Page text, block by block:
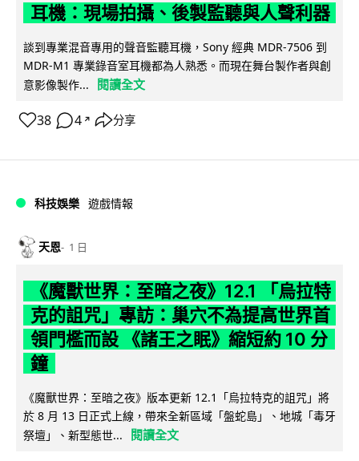
耳機：現場拍攝、後製監聽與人聲利器
談到專業混音專用的聲音監聽耳機，Sony 經典 MDR-7506 到
MDR-M1 專業錄音室耳機都為人熟悉。而現在舞台製作者與創
意影像製作...
閱讀全文
38 4 ↗ 分享
科技娛樂 遊戲情報
天恩 1 日
《魔獸世界：至暗之夜》12.1 「烏拉特
克的詛咒」專訪：巢穴不為提高世界首
領門檻而設 《諸王之眠》縮短約 10 分
鐘
《魔獸世界：至暗之夜》版本更新 12.1「烏拉特克的詛咒」將
於 8 月 13 日正式上線，帶來全新區域「盤蛇島」、地城「毒牙
祭壇」、新型態世...
閱讀全文